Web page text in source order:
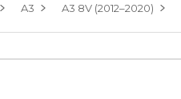
A3 A3 8V (2012–2020)